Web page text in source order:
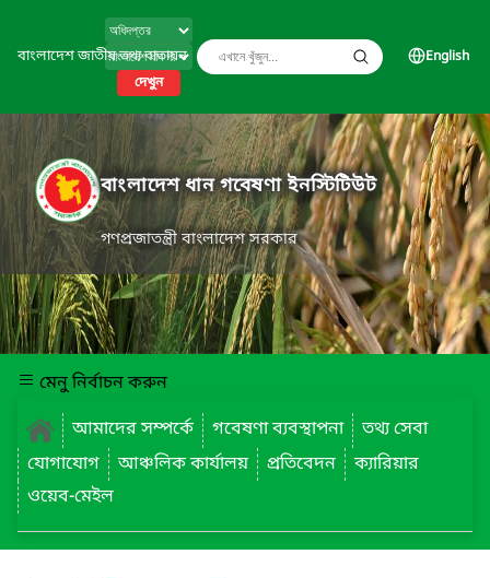
বাংলাদেশ জাতীয় তথ্য বাতায়ন
দেখুন
English
বাংলাদেশ ধান গবেষণা ইনস্টিটিউট
গণপ্রজাতন্ত্রী বাংলাদেশ সরকার
মেনু নির্বাচন করুন
আমাদের সম্পর্কে
গবেষণা ব্যবস্থাপনা
তথ্য সেবা
যোগাযোগ
আঞ্চলিক কার্যালয় প্রতিবেদন
ক্যারিয়ার
ওয়েব-মেইল